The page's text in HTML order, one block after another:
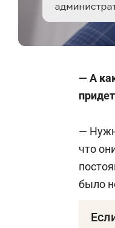
БИК:
— А
—
что
было